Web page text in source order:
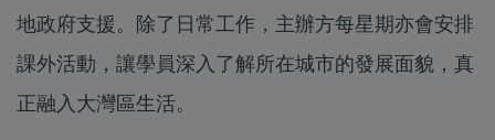
地政府支援。除了日常工作，主辦方每星期亦會安排
課外活動，讓學員深入了解所在城市的發展面貌，真
正融入大灣區生活。